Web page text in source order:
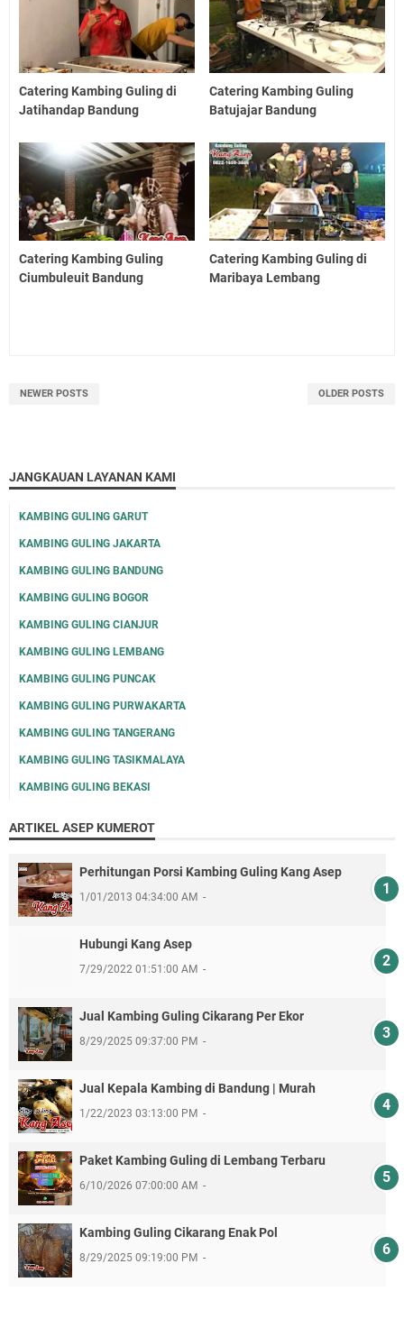
Catering Kambing Guling di
Jatihandap Bandung
Catering Kambing Guling
Batujajar Bandung
Catering Kambing Guling
Ciumbuleuit Bandung
Catering Kambing Guling di
Maribaya Lembang
NEWER POSTS OLDER POSTS
JANGKAUAN LAYANAN KAMI
KAMBING GULING GARUT
KAMBING GULING JAKARTA
KAMBING GULING BANDUNG
KAMBING GULING BOGOR
KAMBING GULING CIANJUR
KAMBING GULING LEMBANG
KAMBING GULING PUNCAK
KAMBING GULING PURWAKARTA
KAMBING GULING TANGERANG
KAMBING GULING TASIKMALAYA
KAMBING GULING BEKASI
ARTIKEL ASEP KUMEROT
Perhitungan Porsi Kambing Guling Kang Asep
1/01/2013 04:34:00 AM
Hubungi Kang Asep
7/29/2022 01:51:00 AM
Jual Kambing Guling Cikarang Per Ekor
8/29/2025 09:37:00 PM
Jual Kepala Kambing di Bandung | Murah
1/22/2023 03:13:00 PM
Paket Kambing Guling di Lembang Terbaru
6/10/2026 07:00:00 AM
Kambing Guling Cikarang Enak Pol
8/29/2025 09:19:00 PM